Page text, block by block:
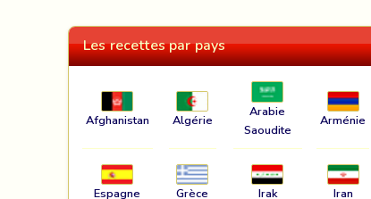
Les recettes par pays
Afghanistan Algérie
Arabie
Saoudite
Arménie
Espagne Grèce Irak Iran